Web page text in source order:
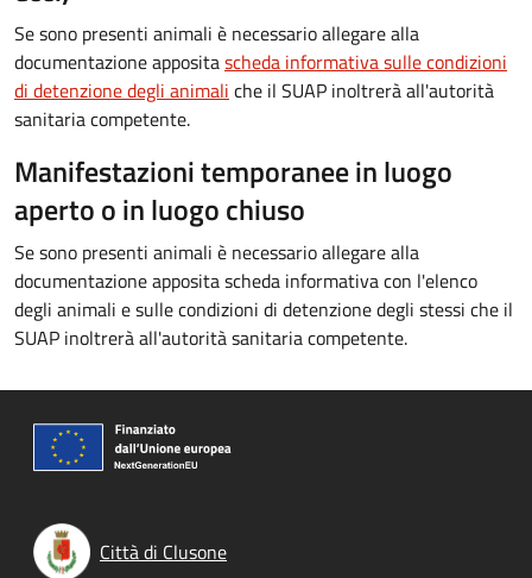
Se sono presenti animali è necessario allegare alla
documentazione appositascheda informativa sulle condizioni
di detenzione degli animali che il SUAP inoltrerà all'autorità
sanitaria competente.
Manifestazioni temporanee in luogo
aperto o in luogo chiuso
Se sono presenti animali è necessario allegare alla
documentazione apposita scheda informativa con l'elenco
degli animali e sulle condizioni di detenzione degli stessi che il
SUAP inoltrerà all'autorità sanitaria competente.
Città di Clusone